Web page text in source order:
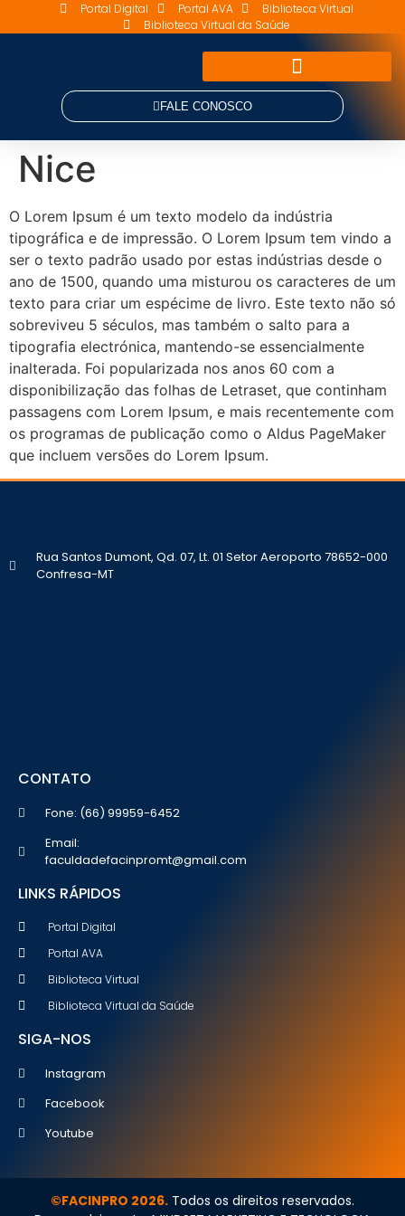
Portal Digital Portal AVA
Biblioteca Virtual
Biblioteca Virtual da Saúde
FALE CONOSCO
Nice
O Lorem Ipsum é um texto modelo da indústria
tipográfica e de impressão. O Lorem Ipsum tem vindo a
ser o texto padrão usado por estas indústrias desde o
ano de 1500, quando uma misturou os caracteres de um
texto para criar um espécime de livro. Este texto não só
sobreviveu 5 séculos, mas também o salto para a
tipografia electrónica, mantendo-se essencialmente
inalterada. Foi popularizada nos anos 60 com a
disponibilização das folhas de Letraset, que continham
passagens com Lorem Ipsum, e mais recentemente com
os programas de publicação como o Aldus PageMaker
que incluem versões do Lorem Ipsum.
Rua Santos Dumont, Qd. 07, Lt. 01 Setor Aeroporto 78652-000
Confresa-MT
CONTATO
Fone: (66) 99959-6452
Email:
faculdadefacinpromt@gmail.com
LINKS RÁPIDOS
Portal Digital
Portal AVA
Biblioteca Virtual
Biblioteca Virtual da Saúde
SIGA-NOS
Instagram
Facebook
Youtube
©FACINPRO 2026. Todos os direitos reservados.